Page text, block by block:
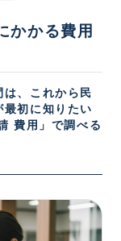
かかる費用
、これから民
初に知りたい
費用」で調べる